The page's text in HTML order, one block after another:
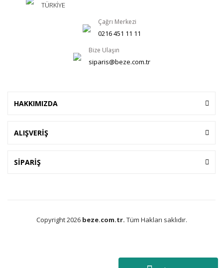
TÜRKİYE
Çağrı Merkezi
0216 451 11 11
Bize Ulaşın
siparis@beze.com.tr
HAKKIMIZDA
ALIŞVERİŞ
SİPARİŞ
Copyright 2026 beze.com.tr. Tüm Hakları saklıdır.